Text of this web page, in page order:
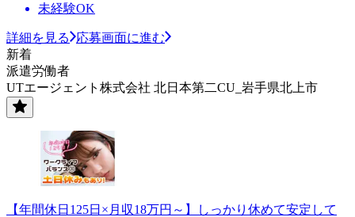
未経験OK
詳細を見る
応募画面に進む
新着
派遣労働者
UTエージェント株式会社 北日本第二CU_岩手県北上市
【年間休日125日×月収18万円～】しっかり休めて安定して